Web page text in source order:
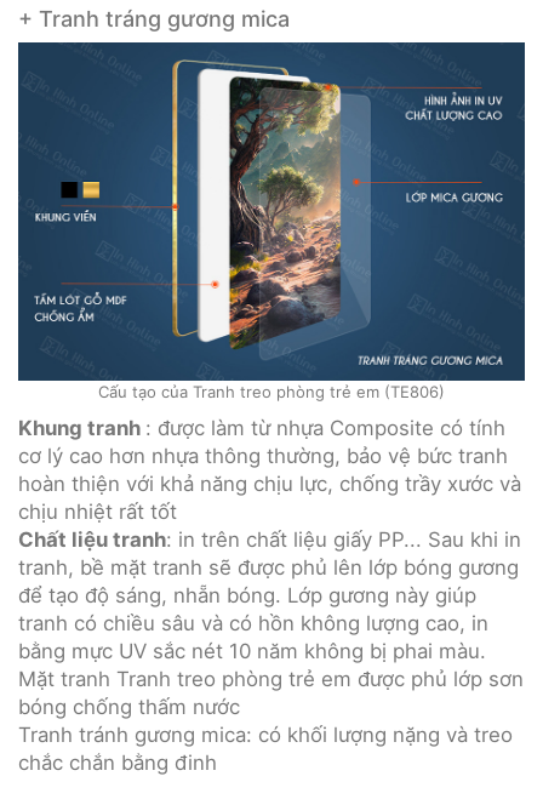
+ Tranh tráng gương mica
Cấu tạo của Tranh treo phòng trẻ em (TE806)
Khung tranh : được làm từ nhựa Composite có tính
cơ lý cao hơn nhựa thông thường, bảo vệ bức tranh
hoàn thiện với khả năng chịu lực, chống trầy xước và
chịu nhiệt rất tốt
Chất liệu tranh: in trên chất liệu giấy PP... Sau khi in
tranh, bề mặt tranh sẽ được phủ lên lớp bóng gương
để tạo độ sáng, nhẵn bóng. Lớp gương này giúp
tranh có chiều sâu và có hồn không lượng cao, in
bằng mực UV sắc nét 10 năm không bị phai màu.
Mặt tranh Tranh treo phòng trẻ em được phủ lớp sơn
bóng chống thấm nước
Tranh tránh gương mica: có khối lượng nặng và treo
chắc chắn bằng đinh